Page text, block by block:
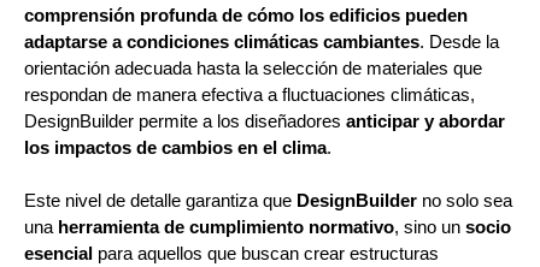
comprensión profunda de cómo los edificios pueden
adaptarse a condiciones climáticas cambiantes. Desde la
orientación adecuada hasta la selección de materiales que
respondan de manera efectiva a fluctuaciones climáticas,
DesignBuilder permite a los diseñadores anticipar y abordar
los impactos de cambios en el clima.
Este nivel de detalle garantiza que DesignBuilder no solo sea
una herramienta de cumplimiento normativo, sino un socio
esencial para aquellos que buscan crear estructuras